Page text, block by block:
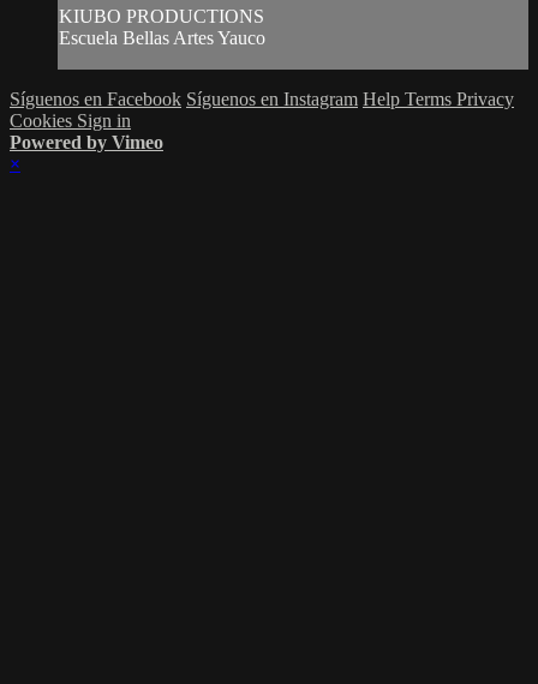
KIUBO PRODUCTIONS
Escuela Bellas Artes Yauco
Síguenos en Facebook Síguenos en Instagram Help Terms Privacy
Cookies Sign in
Powered by Vimeo
×